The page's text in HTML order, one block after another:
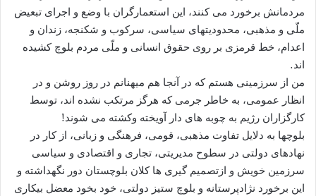
مردمانش برخورد می کنند، این استعمارگران با وضع و اجرای تبعیض
ملّی و مذهبی، محدودیتهای سیاسی، سرکوب و شکنجه، زندان و
اعدام، خط قرمزی بر روی حقوق انسانی و ملّی مردم بلوچ کشیده
اند.
من از سرزمینی هستم که در آنجا هم میهنانم در روز روشن و در
انظار عمومی، به خاطر جرمی که هرگز مرتکب نشده اند، توسط
کارگزاران رژیم به چوبه های دار آویخته وکشته می شوند!
بلوچها به دلایل تفاوت مذهبی، قومی، فرهنگی و زبانی، از کار در
نهادهای دولتی در سطوح مدیریتی، تجاری و اقتصادی و سیاسی
سرزمین خویش و ازتصمیم گیری ها کلان بلوچستان دور نگهداشته و
این برخورد نژادپرستانه و بلوچ ستیز دولتی، خود بخود معضل بیکاری